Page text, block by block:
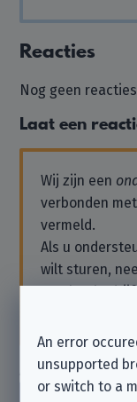
Reacties
Nog geen
Laat een
Wij zijn een
verbonden
vermeld.
Als u
wilt sturen,
met het
Auteur(optioneel)
Auteur
An error
unsupported
or switch to a